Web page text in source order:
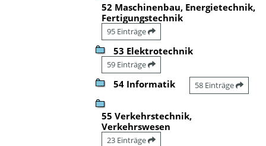
52 Maschinenbau, Energietechnik,
Fertigungstechnik
95 Einträge
53 Elektrotechnik
59 Einträge
54 Informatik 58 Einträge
55 Verkehrstechnik,
Verkehrswesen
23 Einträge